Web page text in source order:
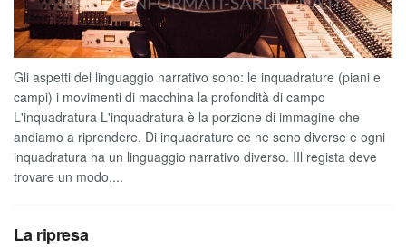
Gli aspetti del linguaggio narrativo sono: le inquadrature (piani e
campi) i movimenti di macchina la profondità di campo
L'inquadratura L'inquadratura è la porzione di immagine che
andiamo a riprendere. Di inquadrature ce ne sono diverse e ogni
inquadratura ha un linguaggio narrativo diverso. IIl regista deve
trovare un modo,...
La ripresa